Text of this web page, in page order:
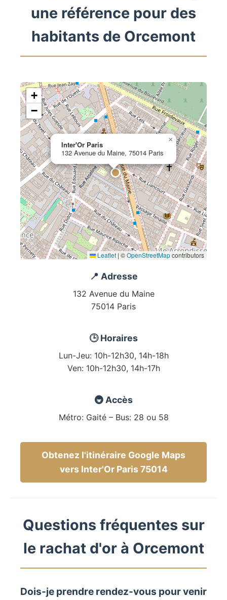
une référence pour des
habitants de Orcemont
Inter'Or Paris
132 Avenue du Maine, 75014 Paris
×
+
−
Leaflet | ©OpenStreetMapcontributors
📍 Adresse
132 Avenue du Maine
75014 Paris
🕒 Horaires
Lun-Jeu: 10h-12h30, 14h-18h
Ven: 10h-12h30, 14h-17h
🚇 Accès
Métro: Gaité – Bus: 28 ou 58
Obtenez l'itinéraire Google Maps
vers Inter'Or Paris 75014
Questions fréquentes sur
le rachat d'or à Orcemont
Dois-je prendre rendez-vous pour venir